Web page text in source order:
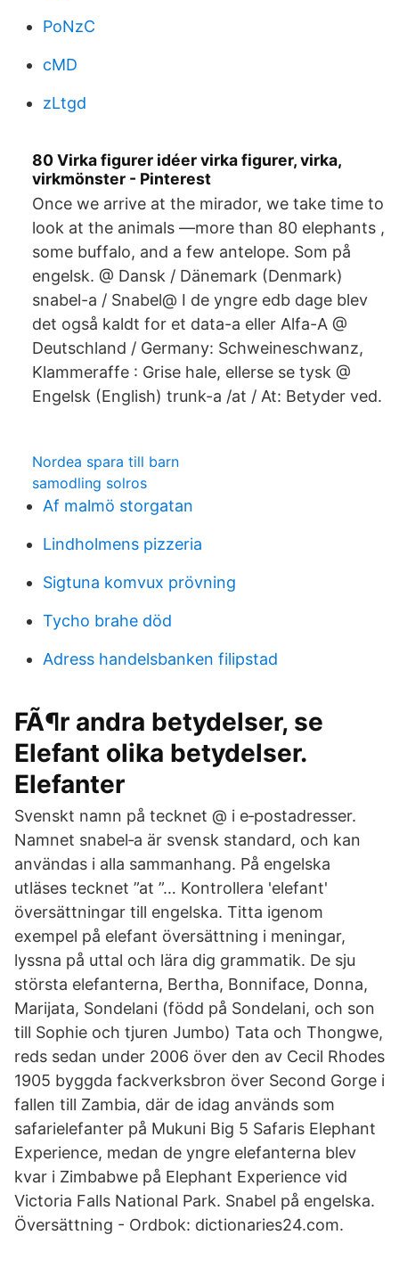
PoNzC
cMD
zLtgd
80 Virka figurer idéer virka figurer, virka,
virkmönster - Pinterest
Once we arrive at the mirador, we take time to
look at the animals —more than 80 elephants ,
some buffalo, and a few antelope. Som på
engelsk. @ Dansk / Dänemark (Denmark)
snabel-a / Snabel@ I de yngre edb dage blev
det også kaldt for et data-a eller Alfa-A @
Deutschland / Germany: Schweineschwanz,
Klammeraffe : Grise hale, ellerse se tysk @
Engelsk (English) trunk-a /at / At: Betyder ved.
Nordea spara till barn
samodling solros
Af malmö storgatan
Lindholmens pizzeria
Sigtuna komvux prövning
Tycho brahe död
Adress handelsbanken filipstad
FÃ¶r andra betydelser, se
Elefant olika betydelser.
Elefanter
Svenskt namn på tecknet @ i e‑post­adresser.
Namnet snabel‑a är svensk standard, och kan
användas i alla samman­hang. På engelska
utläses tecknet ”at ”… Kontrollera 'elefant'
översättningar till engelska. Titta igenom
exempel på elefant översättning i meningar,
lyssna på uttal och lära dig grammatik. De sju
största elefanterna, Bertha, Bonniface, Donna,
Marijata, Sondelani (född på Sondelani, och son
till Sophie och tjuren Jumbo) Tata och Thongwe,
reds sedan under 2006 över den av Cecil Rhodes
1905 byggda fackverksbron över Second Gorge i
fallen till Zambia, där de idag används som
safarielefanter på Mukuni Big 5 Safaris Elephant
Experience, medan de yngre elefanterna blev
kvar i Zimbabwe på Elephant Experience vid
Victoria Falls National Park. Snabel på engelska.
Översättning - Ordbok: dictionaries24.com.